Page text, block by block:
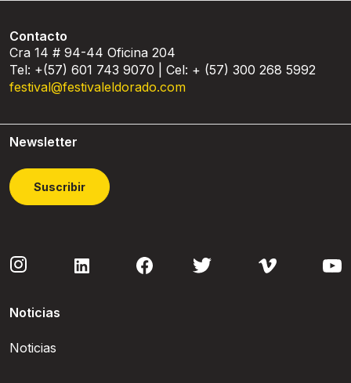
Contacto
Cra 14 # 94-44 Oficina 204
Tel: +(57) 601 743 9070 | Cel: + (57) 300 268 5992
festival@festivaleldorado.com
Newsletter
Suscribir
Noticias
Noticias